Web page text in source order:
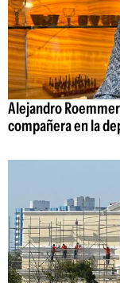
Alejandro
compañera en la